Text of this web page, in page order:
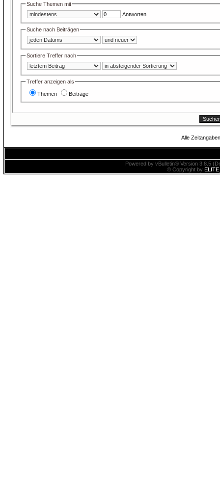
Suche Themen mit
Antworten
Suche nach Beiträgen
Sortiere Treffer nach
Treffer anzeigen als
Themen Beiträge
Alle
Powered by vBulletin® Version 3.8.5
© Copyright by